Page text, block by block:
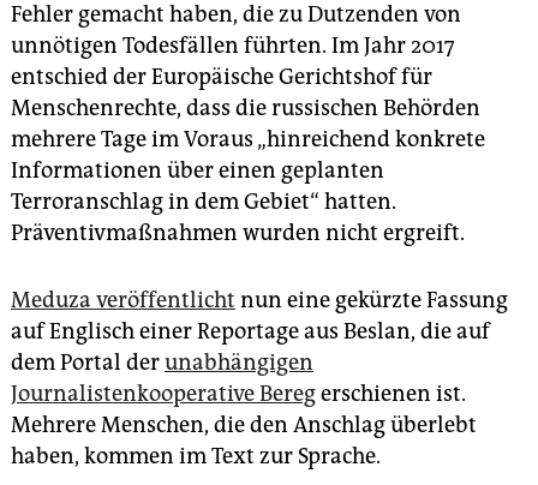
Fehler gemacht haben, die zu Dutzenden von
unnötigen Todesfällen führten. Im Jahr 2017
entschied der Europäische Gerichtshof für
Menschenrechte, dass die russischen Behörden
mehrere Tage im Voraus „hinreichend konkrete
Informationen über einen geplanten
Terroranschlag in dem Gebiet“ hatten.
Präventivmaßnahmen wurden nicht ergreift.
Meduza veröffentlicht nun eine gekürzte Fassung
auf Englisch einer Reportage aus Beslan, die auf
dem Portal derunabhängigen
Journalistenkooperative Beregerschienen ist.
Mehrere Menschen, die den Anschlag überlebt
haben, kommen im Text zur Sprache.